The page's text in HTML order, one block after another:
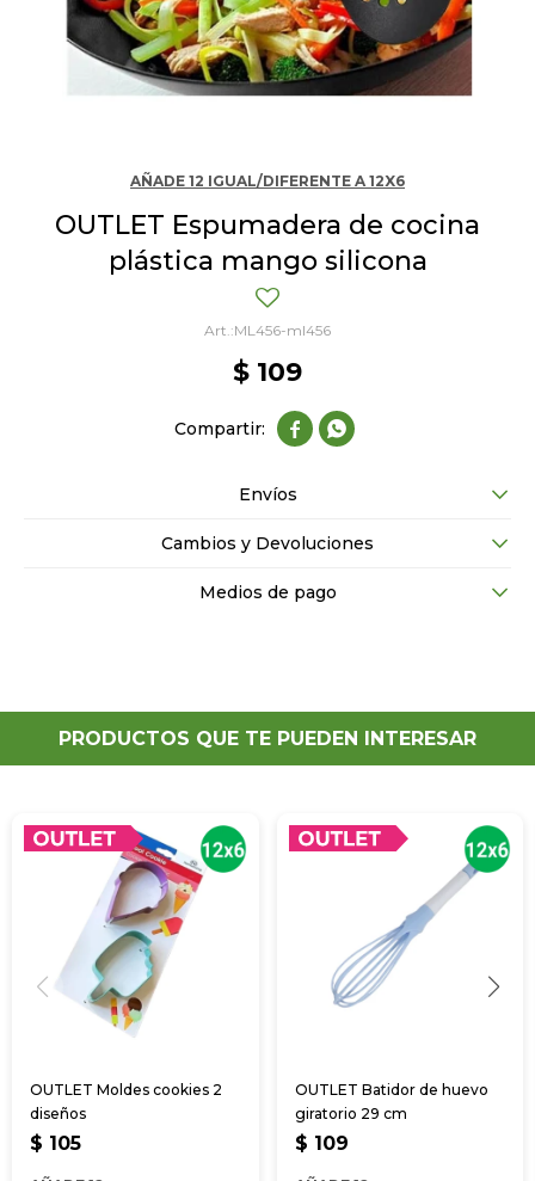
AÑADE 12 IGUAL/DIFERENTE A 12X6
OUTLET Espumadera de cocina
plástica mango silicona
ML456-ml456
$ 109
 
Envíos
Cambios y Devoluciones
Medios de pago
PRODUCTOS QUE TE PUEDEN INTERESAR
OUTLET Moldes cookies 2
diseños
$ 105
OUTLET Batidor de huevo
giratorio 29 cm
$ 109